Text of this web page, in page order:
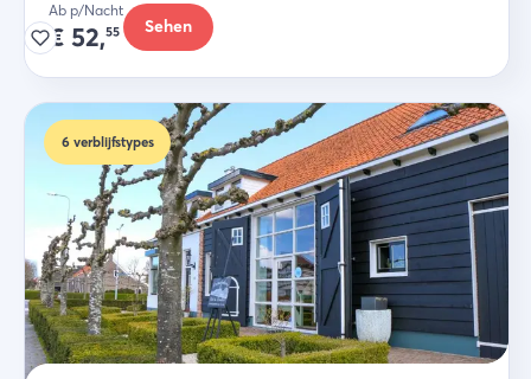
Ab p/Nacht
€ 52,55 Sehen
6 verblijfstypes